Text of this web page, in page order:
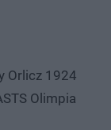
Orlicz 1924
Olimpia